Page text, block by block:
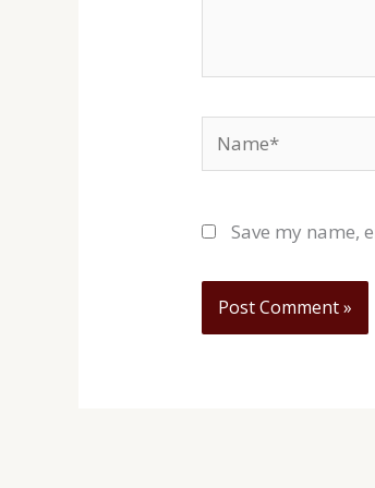
Name*
Save my name,